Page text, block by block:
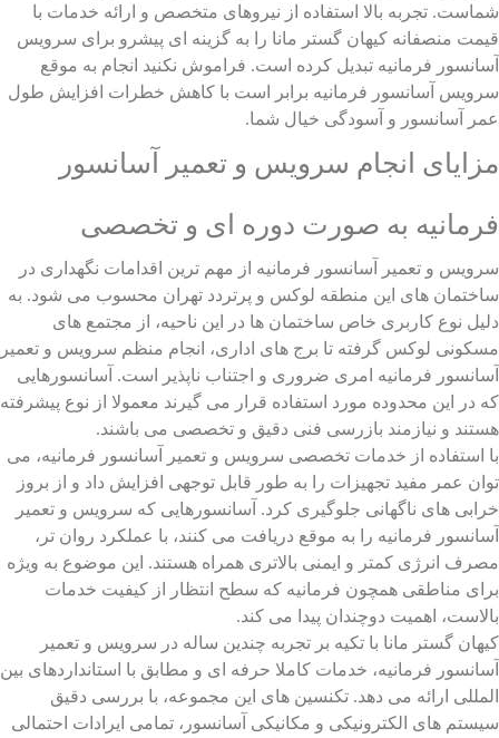
شماست. تجربه بالا استفاده از نیروهای متخصص و ارائه خدمات با
قیمت منصفانه کیهان گستر مانا را به گزینه ای پیشرو برای سرویس
آسانسور فرمانیه تبدیل کرده است. فراموش نکنید انجام به موقع
سرویس آسانسور فرمانیه برابر است با کاهش خطرات افزایش طول
عمر آسانسور و آسودگی خیال شما.
مزایای انجام سرویس و تعمیر آسانسور
فرمانیه به صورت دوره ای و تخصصی
سرویس و تعمیر آسانسور فرمانیه از مهم ترین اقدامات نگهداری در
ساختمان های این منطقه لوکس و پرتردد تهران محسوب می شود. به
دلیل نوع کاربری خاص ساختمان ها در این ناحیه، از مجتمع های
مسکونی لوکس گرفته تا برج های اداری، انجام منظم سرویس و تعمیر
آسانسور فرمانیه امری ضروری و اجتناب ناپذیر است. آسانسورهایی
که در این محدوده مورد استفاده قرار می گیرند معمولا از نوع پیشرفته
هستند و نیازمند بازرسی فنی دقیق و تخصصی می باشند.
با استفاده از خدمات تخصصی سرویس و تعمیر آسانسور فرمانیه، می
توان عمر مفید تجهیزات را به طور قابل توجهی افزایش داد و از بروز
خرابی های ناگهانی جلوگیری کرد. آسانسورهایی که سرویس و تعمیر
آسانسور فرمانیه را به موقع دریافت می کنند، با عملکرد روان تر،
مصرف انرژی کمتر و ایمنی بالاتری همراه هستند. این موضوع به ویژه
برای مناطقی همچون فرمانیه که سطح انتظار از کیفیت خدمات
بالاست، اهمیت دوچندان پیدا می کند.
کیهان گستر مانا با تکیه بر تجربه چندین ساله در سرویس و تعمیر
آسانسور فرمانیه، خدمات کاملا حرفه ای و مطابق با استانداردهای بین
المللی ارائه می دهد. تکنسین های این مجموعه، با بررسی دقیق
سیستم های الکترونیکی و مکانیکی آسانسور، تمامی ایرادات احتمالی